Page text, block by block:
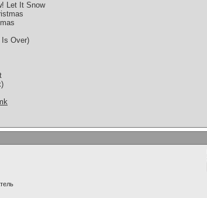
Let It Snow
Over)